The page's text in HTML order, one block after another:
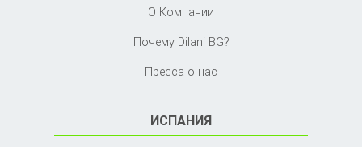
О Компании
Почему Dilani BG?
Пресса о нас
ИСПАНИЯ